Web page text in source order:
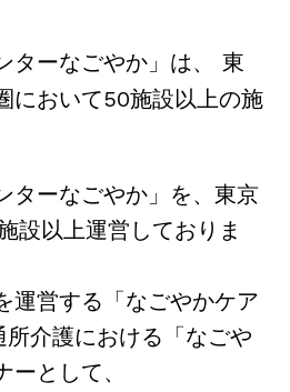
ターなごやか」は、
東
において50施設以上の施
ターなごやか」を、東京
設以上運営しておりま
運営する「なごやかケア
所介護における「なごや
として、